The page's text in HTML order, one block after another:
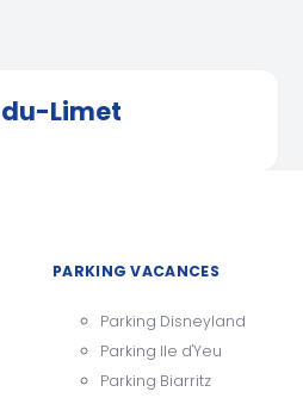
Limet
PARKING VACANCES
Parking Disneyland
Parking Ile d'Yeu
Parking Biarritz